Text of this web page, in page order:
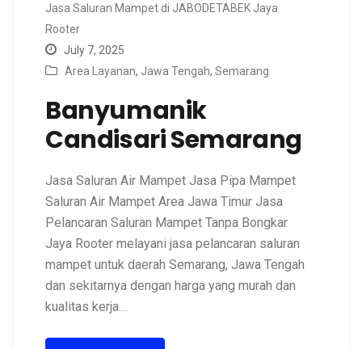
Jasa Saluran Mampet di JABODETABEK Jaya
Rooter
July 7, 2025
Area Layanan, Jawa Tengah, Semarang
Banyumanik
Candisari Semarang
Jasa Saluran Air Mampet Jasa Pipa Mampet
Saluran Air Mampet Area Jawa Timur Jasa
Pelancaran Saluran Mampet Tanpa Bongkar
Jaya Rooter melayani jasa pelancaran saluran
mampet untuk daerah Semarang, Jawa Tengah
dan sekitarnya dengan harga yang murah dan
kualitas kerja…